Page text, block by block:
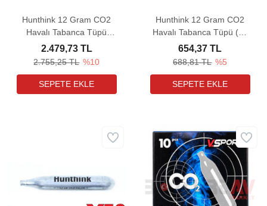
Hunthink 12 Gram CO2
Havalı Tabanca Tüpü
(100 Adet)
2.755,25 TL %10
2.479,73 TL
Hunthink 12 Gram CO2
Havalı Tabanca Tüpü (25
Adet)
688,81 TL %5
654,37 TL